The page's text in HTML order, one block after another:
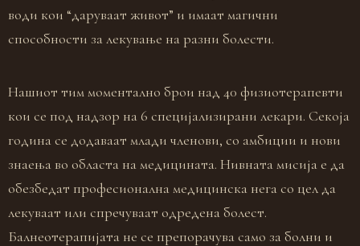
води кои “даруваат живот” и имаат магични
способности за лекување на разни болести.
Нашиот тим моментално брои над 40 физиотерапевти
кои се под надзор на 6 специјализирани лекари. Секоја
година се додаваат млади членови, со амбиции и нови
знаења во областа на медицината. Нивната мисија е да
обезбедат професионална медицинска нега со цел да
лекуваат или спречуваат одредена болест.
Балнеотерапијата не се препорачува само за болни и